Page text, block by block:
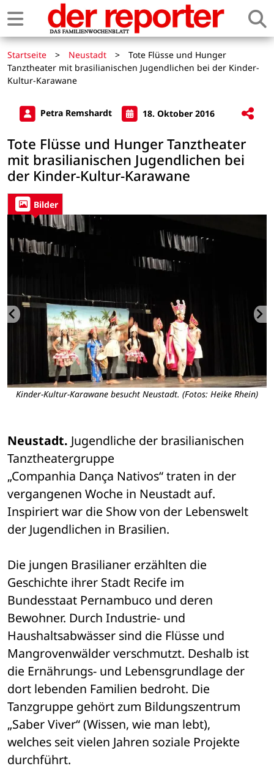
Startseite > Neustadt >
Tote Flüsse und Hunger
Tanztheater mit brasilianischen Jugendlichen bei der Kinder-
Kultur-Karawane
Petra Remshardt 18. Oktober 2016
Tote Flüsse und Hunger Tanztheater
mit brasilianischen Jugendlichen bei
der Kinder-Kultur-Karawane
Bilder
Kinder-Kultur-Karawane besucht Neustadt. (Fotos: Heike Rhein)
Neustadt. Jugendliche der brasilianischen
Tanztheatergruppe
„Companhia Dança Nativos“ traten in der
vergangenen Woche in Neustadt auf.
Inspiriert war die Show von der Lebenswelt
der Jugendlichen in Brasilien.
Die jungen Brasilianer erzählten die
Geschichte ihrer Stadt Recife im
Bundesstaat Pernambuco und deren
Bewohner. Durch Industrie- und
Haushaltsabwässer sind die Flüsse und
Mangrovenwälder verschmutzt. Deshalb ist
die Ernährungs- und Lebensgrundlage der
dort lebenden Familien bedroht. Die
Tanzgruppe gehört zum Bildungszentrum
„Saber Viver“ (Wissen, wie man lebt),
welches seit vielen Jahren soziale Projekte
durchführt.